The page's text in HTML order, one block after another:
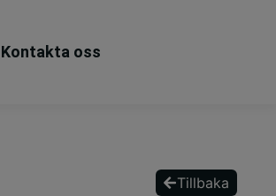
Kontakta oss
Tillbaka